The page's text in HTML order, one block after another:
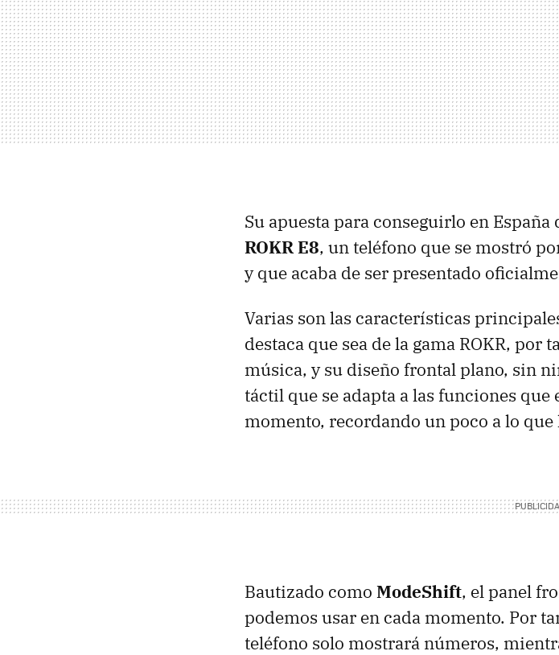
Su apuesta para conseguirlo en España
ROKR E8, un teléfono que se mostró
y que acaba de ser presentado
Varias son las características
destaca que sea de la gama ROKR,
música, y su diseño frontal plano, sin
táctil que se adapta a las funciones
momento, recordando un poco a lo que
Bautizado como ModeShift, el panel
podemos usar en cada momento. Por
teléfono solo mostrará números,